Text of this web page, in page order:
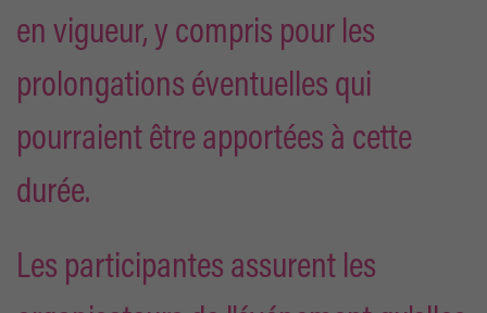
en vigueur, y compris pour les
prolongations éventuelles qui
pourraient être apportées à cette
durée.
Les participantes assurent les